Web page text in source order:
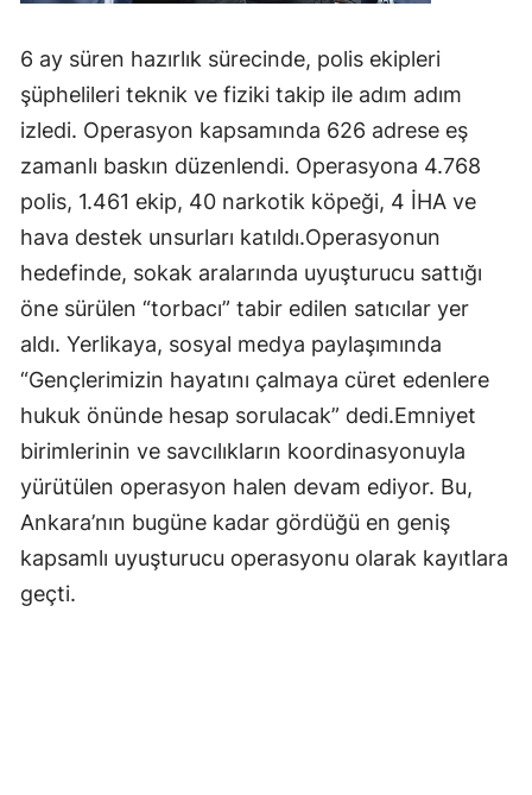
Kırşehir
Kocaeli
Konya
Malatya
Manisa
Kahramanmaraş
Mardin
Muğla
Muş
Nevşehir
6 ay süren hazırlık sürecinde, polis ekipleri
şüphelileri teknik ve fiziki takip ile adım adım
izledi. Operasyon kapsamında 626 adrese eş
zamanlı baskın düzenlendi. Operasyona 4.768
polis, 1.461 ekip, 40 narkotik köpeği, 4 İHA ve
hava destek unsurları katıldı.Operasyonun
hedefinde, sokak aralarında uyuşturucu sattığı
öne sürülen “torbacı” tabir edilen satıcılar yer
aldı. Yerlikaya, sosyal medya paylaşımında
“Gençlerimizin hayatını çalmaya cüret edenlere
hukuk önünde hesap sorulacak” dedi.Emniyet
birimlerinin ve savcılıkların koordinasyonuyla
yürütülen operasyon halen devam ediyor. Bu,
Ankara’nın bugüne kadar gördüğü en geniş
kapsamlı uyuşturucu operasyonu olarak kayıtlara
geçti.